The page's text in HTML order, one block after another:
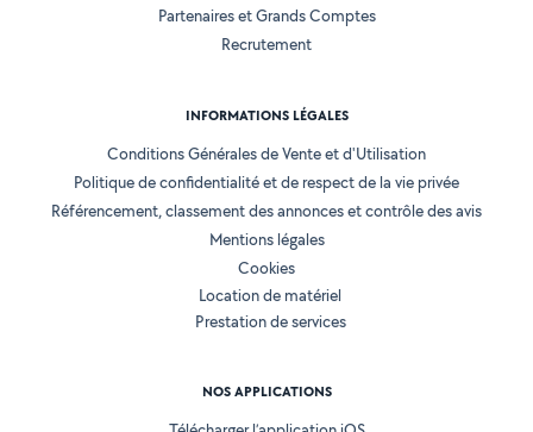
Partenaires et Grands Comptes
Recrutement
INFORMATIONS LÉGALES
Conditions Générales de Vente et d'Utilisation
Politique de confidentialité et de respect de la vie privée
Référencement, classement des annonces et contrôle des avis
Mentions légales
Cookies
Location de matériel
Prestation de services
NOS APPLICATIONS